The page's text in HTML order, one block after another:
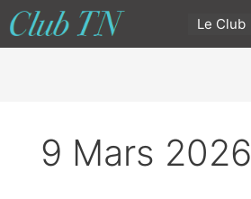
Le Club
9 Mars 2026